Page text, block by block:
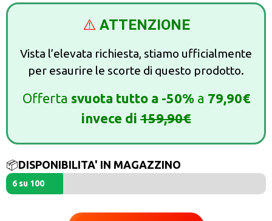
⚠️ ATTENZIONE
Vista l’elevata richiesta, stiamo ufficialmente
per esaurire le scorte di questo prodotto.
Offerta svuota tutto a -50%a 79,90€
invece di 159,90€
📦DISPONIBILITA' IN MAGAZZINO
6 su 100